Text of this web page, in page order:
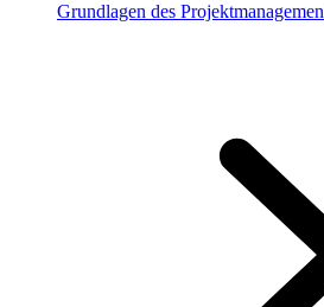
Grundlagen des